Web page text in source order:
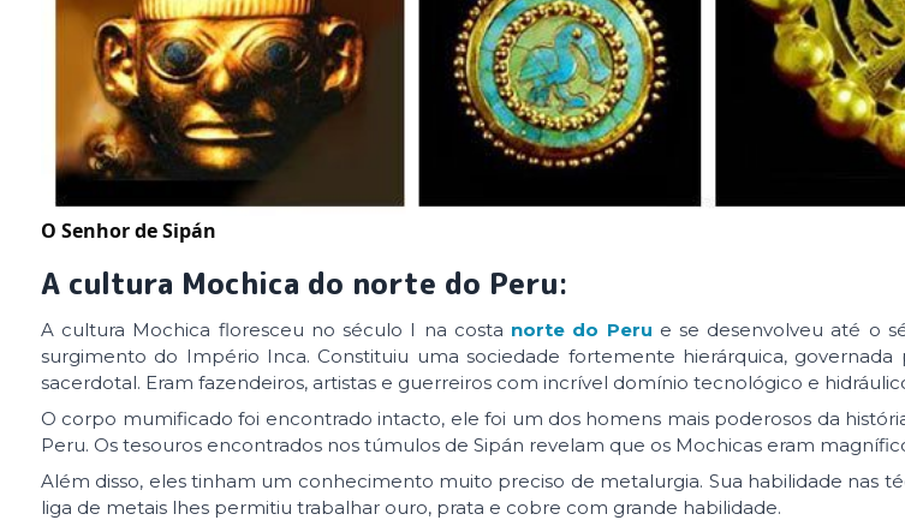
O Senhor de Sipán
A cultura Mochica do norte do Peru:
A cultura Mochica floresceu no século I na costa norte do Peru e se desenvolveu até o
surgimento do Império Inca. Constituiu uma sociedade fortemente hierárquica, governada
sacerdotal. Eram fazendeiros, artistas e guerreiros com incrível domínio tecnológico e
O corpo mumificado foi encontrado intacto, ele foi um dos homens mais poderosos da
Peru. Os tesouros encontrados nos túmulos de Sipán revelam que os Mochicas eram
Além disso, eles tinham um conhecimento muito preciso de metalurgia. Sua habilidade nas
liga de metais lhes permitiu trabalhar ouro, prata e cobre com grande habilidade.